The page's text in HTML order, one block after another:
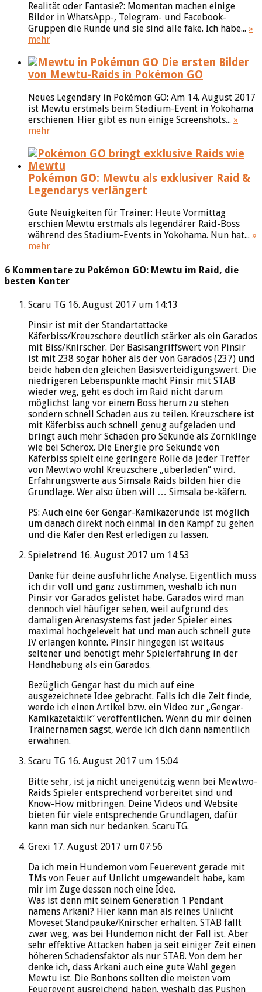
Realität oder Fantasie?: Momentan machen einige
Bilder in WhatsApp-, Telegram- und Facebook-
Gruppen die Runde und sie sind alle fake. Ich habe... »
mehr
Die ersten Bilder
von Mewtu-Raids in Pokémon GO
Neues Legendary in Pokémon GO: Am 14. August 2017
ist Mewtu erstmals beim Stadium-Event in Yokohama
erschienen. Hier gibt es nun einige Screenshots... »
mehr
Pokémon GO: Mewtu als exklusiver Raid &
Legendarys verlängert
Gute Neuigkeiten für Trainer: Heute Vormittag
erschien Mewtu erstmals als legendärer Raid-Boss
während des Stadium-Events in Yokohama. Nun hat... »
mehr
6 Kommentare zu Pokémon GO: Mewtu im Raid, die
besten Konter
Scaru TG 16. August 2017 um 14:13
Pinsir ist mit der Standartattacke
Käferbiss/Kreuzschere deutlich stärker als ein Garados
mit Biss/Knirscher. Der Basisangriffswert von Pinsir
ist mit 238 sogar höher als der von Garados (237) und
beide haben den gleichen Basisverteidigungswert. Die
niedrigeren Lebenspunkte macht Pinsir mit STAB
wieder weg, geht es doch im Raid nicht darum
möglichst lang vor einem Boss herum zu stehen
sondern schnell Schaden aus zu teilen. Kreuzschere ist
mit Käferbiss auch schnell genug aufgeladen und
bringt auch mehr Schaden pro Sekunde als Zornklinge
wie bei Scherox. Die Energie pro Sekunde von
Käferbiss spielt eine geringere Rolle da jeder Treffer
von Mewtwo wohl Kreuzschere „überladen“ wird.
Erfahrungswerte aus Simsala Raids bilden hier die
Grundlage. Wer also üben will … Simsala be-käfern.
PS: Auch eine 6er Gengar-Kamikazerunde ist möglich
um danach direkt noch einmal in den Kampf zu gehen
und die Käfer den Rest erledigen zu lassen.
Spieletrend 16. August 2017 um 14:53
Danke für deine ausführliche Analyse. Eigentlich muss
ich dir voll und ganz zustimmen, weshalb ich nun
Pinsir vor Garados gelistet habe. Garados wird man
dennoch viel häufiger sehen, weil aufgrund des
damaligen Arenasystems fast jeder Spieler eines
maximal hochgelevelt hat und man auch schnell gute
IV erlangen konnte. Pinsir hingegen ist weitaus
seltener und benötigt mehr Spielerfahrung in der
Handhabung als ein Garados.
Bezüglich Gengar hast du mich auf eine
ausgezeichnete Idee gebracht. Falls ich die Zeit finde,
werde ich einen Artikel bzw. ein Video zur „Gengar-
Kamikazetaktik“ veröffentlichen. Wenn du mir deinen
Trainernamen sagst, werde ich dich dann namentlich
erwähnen.
Scaru TG 16. August 2017 um 15:04
Bitte sehr, ist ja nicht uneigenützig wenn bei Mewtwo-
Raids Spieler entsprechend vorbereitet sind und
Know-How mitbringen. Deine Videos und Website
bieten für viele entsprechende Grundlagen, dafür
kann man sich nur bedanken. ScaruTG.
Grexi 17. August 2017 um 07:56
Da ich mein Hundemon vom Feuerevent gerade mit
TMs von Feuer auf Unlicht umgewandelt habe, kam
mir im Zuge dessen noch eine Idee.
Was ist denn mit seinem Generation 1 Pendant
namens Arkani? Hier kann man als reines Unlicht
Moveset Standpauke/Knirscher erhalten. STAB fällt
zwar weg, was bei Hundemon nicht der Fall ist. Aber
sehr effektive Attacken haben ja seit einiger Zeit einen
höheren Schadensfaktor als nur STAB. Von dem her
denke ich, dass Arkani auch eine gute Wahl gegen
Mewtu ist. Die Bonbons sollten die meisten vom
Feuerevent ausreichend haben, weshalb das Pushen